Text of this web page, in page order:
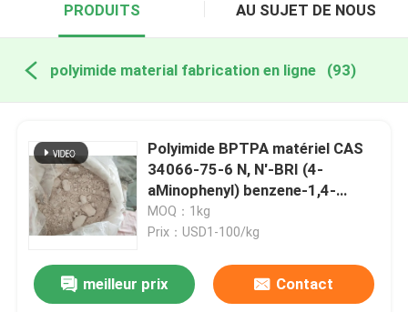
PRODUITS AU SUJET DE NOUS
polyimide material fabrication en ligne (93)
Polyimide BPTPA matériel CAS
34066-75-6 N, N'-BRI (4-
aMinophenyl) benzene-1,4-
dicarboxaMide
MOQ：1kg
Prix：USD1-100/kg
meilleur prix Contact